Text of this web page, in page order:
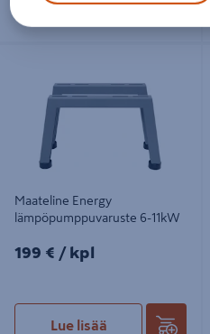
Maateline Energy
lämpöpumppuvaruste 6-11kW
199€/kpl
199 € / kpl
Lue lisää